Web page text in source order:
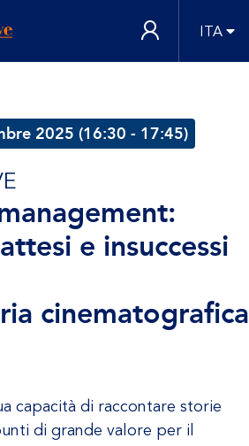
ITA
2025 (16:30 - 17:45)
e insuccessi
cinematografica
capacità di raccontare storie
di grande valore per il